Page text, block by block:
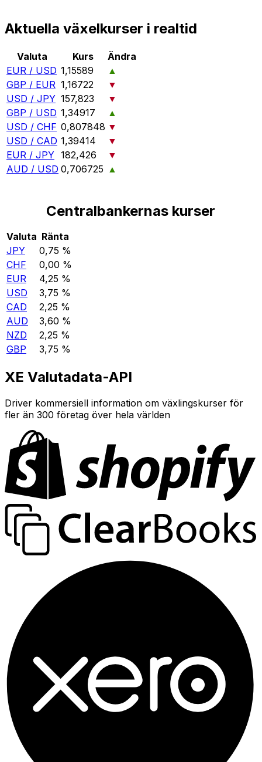
Aktuella växelkurser i realtid
Valuta Kurs
Ändra
EUR / USD 1,15589
▲
GBP / EUR 1,16722
▼
USD / JPY 157,823
▼
GBP / USD 1,34917
▲
USD / CHF 0,807848 ▼
USD / CAD 1,39414
▼
EUR / JPY 182,426
▼
AUD / USD 0,706725 ▲
Centralbankernas kurser
Valuta Ränta
JPY
0,75 %
CHF
0,00 %
EUR
4,25 %
USD
3,75 %
CAD
2,25 %
AUD
3,60 %
NZD
2,25 %
GBP
3,75 %
XE Valutadata-API
Driver kommersiell information om växlingskurser för
fler än 300 företag över hela världen